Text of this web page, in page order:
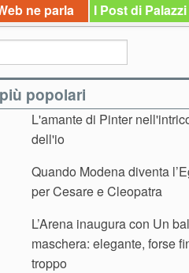
ne parla I Post di Palazzi
popolari
L'amante di Pinter
dell'io
Quando Modena diventa
per Cesare e Cleopatra
L’Arena inaugura con Un
maschera: elegante, forse
troppo